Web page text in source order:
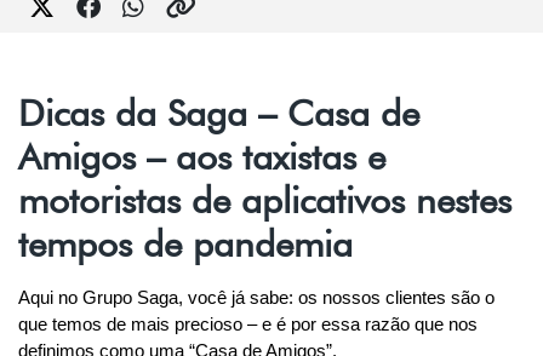
Dicas da Saga – Casa de
Amigos – aos taxistas e
motoristas de aplicativos nestes
tempos de pandemia
Aqui no Grupo Saga, você já sabe: os nossos clientes são o
que temos de mais precioso – e é por essa razão que nos
definimos como uma “Casa de Amigos”.